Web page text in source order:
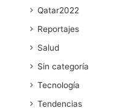
Qatar2022
Reportajes
Salud
Sin categoría
Tecnología
Tendencias